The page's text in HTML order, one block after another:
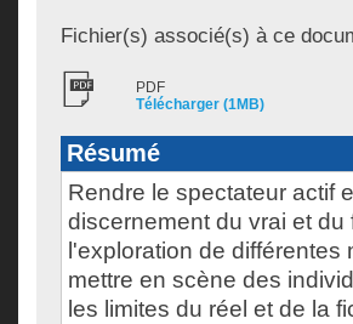
Fichier(s) associé(s) à ce
PDF
Télécharger (1MB)
Résumé
Rendre le spectateur actif
discernement du vrai et du
l'exploration de
mettre en scène des
les limites du réel et de la